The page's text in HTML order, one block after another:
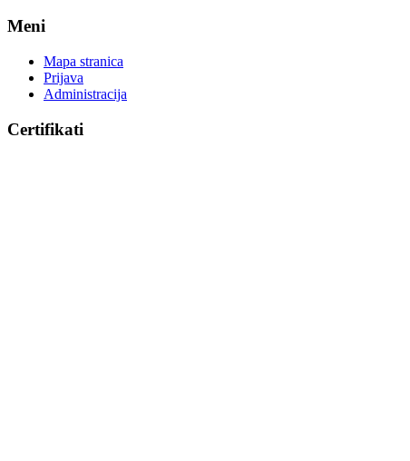
Meni
Mapa stranica
Prijava
Administracija
Certifikati